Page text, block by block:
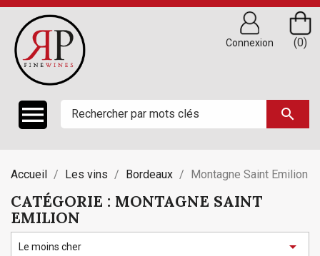

(0)
Connexion
search
Accueil Les vins Bordeaux Montagne Saint Emilion
CATÉGORIE : MONTAGNE SAINT
EMILION
Le moins cher 